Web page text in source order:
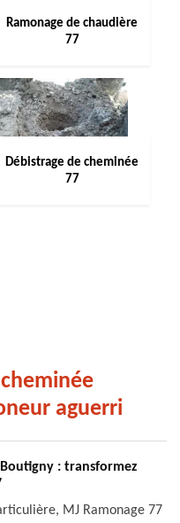
Ramonage de chaudière
77
Débistrage de cheminée
77
aguerri
: transformez
MJ Ramonage 77